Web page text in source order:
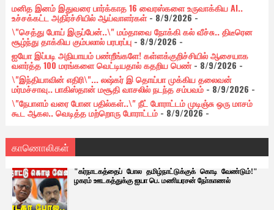
மனித இனம் இதுவரை பார்க்காத 16 வைரஸ்களை உருவாக்கிய AI..
உச்சக்கட்ட அதிர்ச்சியில் ஆய்வாளர்கள்- 8/9/2026-
\"செத்து போய் இருப்பேன்..\" மம்தாவை நோக்கி கல் வீச்சு.. திடீரென
சூழ்ந்து தாக்கிய கும்பலால் பரபரப்பு- 8/9/2026 -
ஐயோ இப்படி அநியாயம் பண்றீங்களே! கள்ளக்குறிச்சியில் ஆசையாக
வளர்த்த 100 மரங்களை வெட்டியதால் கதறிய பெண்- 8/9/2026 -
\"இந்தியாவின் எதிரி\"... லஷ்கர் இ தொய்பா முக்கிய தலைவன்
மர்மச்சாவு.. பாகிஸ்தான் மசூதி வாசலில் நடந்த சம்பவம்- 8/9/2026 -
\"நேபாளம் வரை போன பதில்கள்..\" நீட் போராட்டம் முடிஞ்சு ஒரு மாசம்
கூட ஆகல.. வெடித்த மற்றொரு போராட்டம்- 8/9/2026-
காணொலிகள்
"கர்நாடகத்தைப் போல தமிழ்நாட்டுக்குக் கொடி வேண்டும்!"
ழகரம் ஊடகத்துக்கு ஐயா பெ. மணியரசன் நோ்காணல்